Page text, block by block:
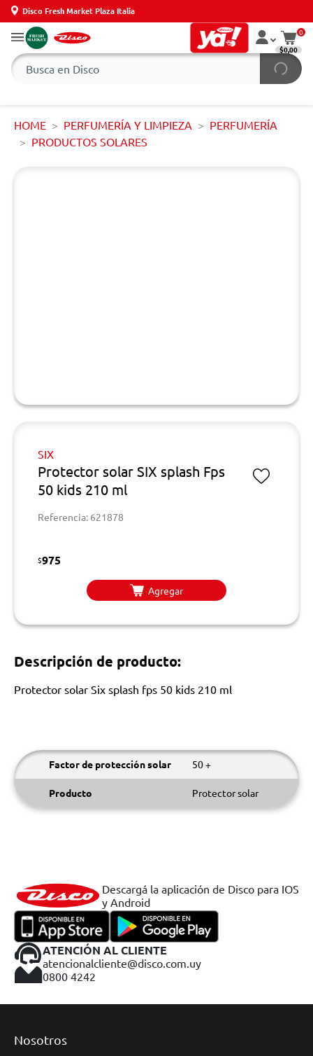
Disco Fresh Market Plaza Italia
0
$0,00
HOME PERFUMERÍA Y LIMPIEZA
PERFUMERÍA
PRODUCTOS SOLARES
SIX
Protector solar SIX splash Fps
50 kids 210 ml
Referencia: 621878
$975
Agregar
Descripción de producto:
Protector solar Six splash fps 50 kids 210 ml
Factor de protección solar 50 +
Producto Protector solar
Descargá la aplicación de Disco para IOS
y Android
ATENCIÓN AL CLIENTE
atencionalcliente@disco.com.uy
0800 4242
Nosotros